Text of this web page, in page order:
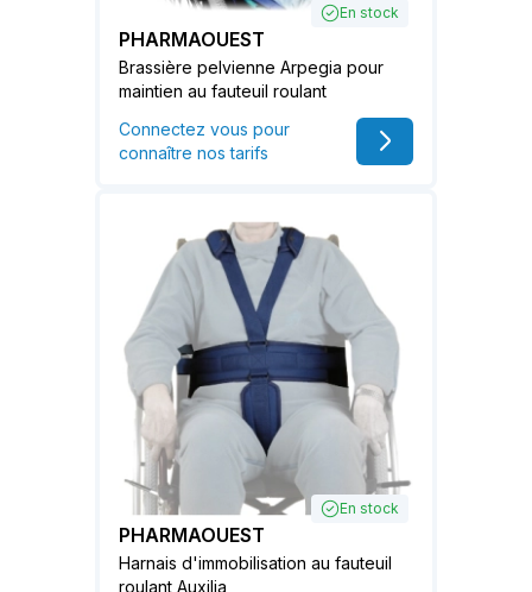
En stock
PHARMAOUEST
Brassière pelvienne Arpegia pour
maintien au fauteuil roulant
Connectez vous pour
connaître nos tarifs
En stock
PHARMAOUEST
Harnais d'immobilisation au fauteuil
roulant Auxilia